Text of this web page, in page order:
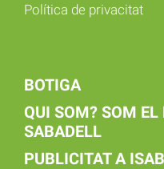
Política de privacitat
BOTIGA
QUI SOM? SOM
SABADELL
PUBLICITAT A